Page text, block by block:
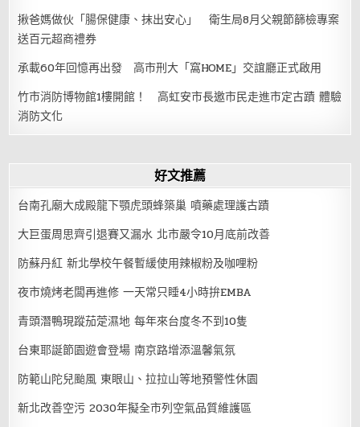
揪爸媽做伙「腸保健康、抹出安心」 衛生局8月父親節篩檢專案
送百元超商禮券
承載60年回憶再出發 高市刑大「窩HOME」交誼廳正式啟用
竹市消防博物館1樓開館！ 高虹安市長邀市民走進市定古蹟 體驗
消防文化
好文推薦
台南孔廟大成殿龍下顎虎頭蜂築巢 噴藥處理護古蹟
大巨蛋周思齊引退賽又漏水 北市嚴令10月底前改善
防蘇丹紅 新北學校午餐暫緩使用辣椒粉及咖哩粉
夜市燒烤老闆再進修 一天常只睡4小時拚EMBA
青頭潛鴨現蹤茄萣濕地 每年來台度冬不到10隻
台東耶誕節園遊會登場 南京路增添溫馨氣氛
防範山陀兒颱風 東眼山、拉拉山等地預警性休園
新北改善空污 2030年擬全市列空氣品質維護區